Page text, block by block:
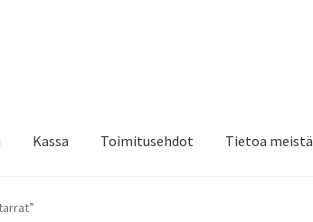
Kassa Toimitusehdot Tietoa meistä
& teippausten poisto